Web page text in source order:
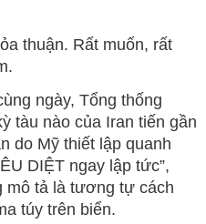
thuận. Rất muốn, rất
ngày, Tổng thống
tàu nào của Iran tiến gần
do Mỹ thiết lập quanh
DIỆT ngay lập tức”,
mô tả là tương tự cách
túy trên biển.